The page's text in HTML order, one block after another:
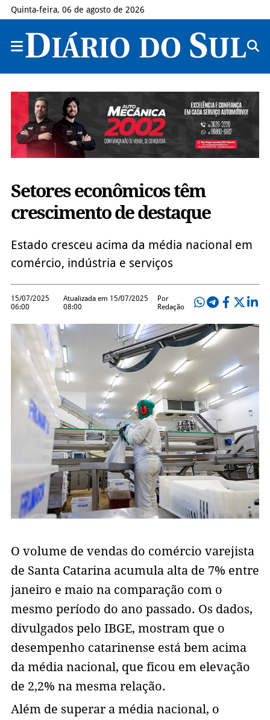
Quinta-feira, 06 de agosto de 2026
Setores econômicos têm
crescimento de destaque
Estado cresceu acima da média nacional em
comércio, indústria e serviços
15/07/2025
06:00
Atualizada em 15/07/2025
08:00
Por
Redação
O volume de vendas do comércio varejista
de Santa Catarina acumula alta de 7% entre
janeiro e maio na comparação com o
mesmo período do ano passado. Os dados,
divulgados pelo IBGE, mostram que o
desempenho catarinense está bem acima
da média nacional, que ficou em elevação
de 2,2% na mesma relação.
Além de superar a média nacional, o